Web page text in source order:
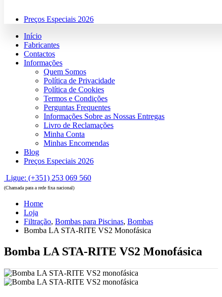
Preços Especiais 2026
Início
Fabricantes
Contactos
Informações
Quem Somos
Política de Privacidade
Política de Cookies
Termos e Condições
Perguntas Frequentes
Informações Sobre as Nossas Entregas
Livro de Reclamações
Minha Conta
Minhas Encomendas
Blog
Preços Especiais 2026
Ligue: (+351) 253 069 560
(Chamada para a rede fixa nacional)
Home
Loja
Filtração, Bombas para Piscinas, Bombas
Bomba LA STA-RITE VS2 Monofásica
Bomba LA STA-RITE VS2 Monofásica